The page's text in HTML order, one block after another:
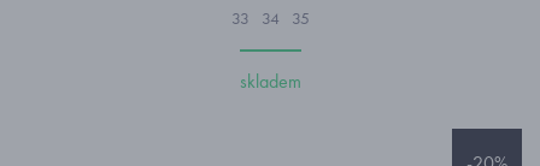
33 34 35
skladem